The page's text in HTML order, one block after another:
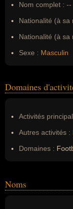
Nom complet : --
Nationalité (à sa
Nationalité (à sa
Sexe : Masculin
Domaines
Activités
Autres activités :
Domaines :
Noms